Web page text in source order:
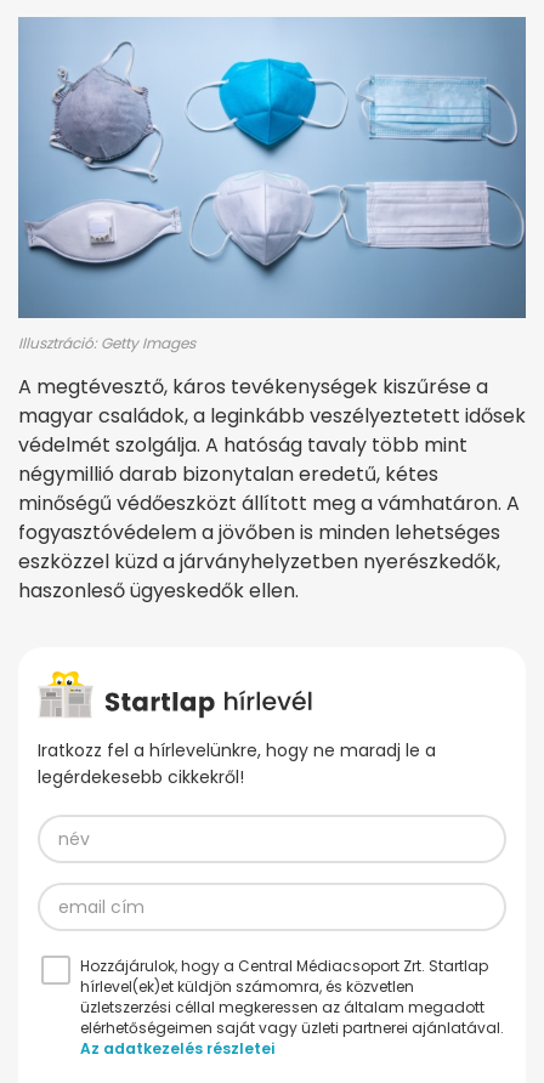
Illusztráció: Getty Images
A megtévesztő, káros tevékenységek kiszűrése a
magyar családok, a leginkább veszélyeztetett idősek
védelmét szolgálja. A hatóság tavaly több mint
négymillió darab bizonytalan eredetű, kétes
minőségű védőeszközt állított meg a vámhatáron. A
fogyasztóvédelem a jövőben is minden lehetséges
eszközzel küzd a járványhelyzetben nyerészkedők,
haszonleső ügyeskedők ellen.
Iratkozz fel a hírlevelünkre, hogy ne maradj le a
legérdekesebb cikkekről!
Hozzájárulok, hogy a Central Médiacsoport Zrt. Startlap
hírlevel(ek)et küldjön számomra, és közvetlen
üzletszerzési céllal megkeressen az általam megadott
elérhetőségeimen saját vagy üzleti partnerei ajánlatával.
Az adatkezelés részletei